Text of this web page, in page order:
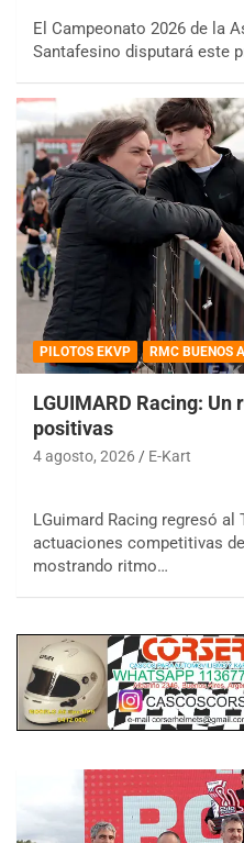
El Campeonato 2026 de la
Santafesino disputará este
PILOTOS EKVP RMC BUENOS
LGUIMARD Racing:
positivas
4 agosto, 2026 E-Kart
LGuimard Racing regresó
actuaciones competitivas
mostrando ritmo…